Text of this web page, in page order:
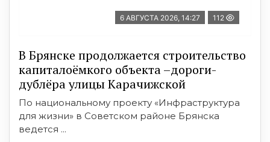
6 АВГУСТА 2026, 14:27 112
В Брянске продолжается строительство
капиталоёмкого объекта –дороги-
дублёра улицы Карачижской
По национальному проекту «Инфраструктура
для жизни» в Советском районе Брянска
ведется ...